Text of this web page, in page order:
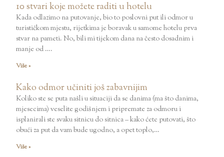
10 stvari koje možete raditi u hotelu
Kada odlazimo na putovanje, bio to poslovni put ili odmor u
turističkom mjestu, rijetkima je boravak u samome hotelu prva
stvar na pameti. No, bili mi tijekom dana na često dosadnim i
manje od ….
Više »
Kako odmor učiniti još zabavnijim
Koliko ste se puta našli u situaciji da se danima (ma što danima,
mjesecima) veselite godišnjem i pripremate za odmoru i
isplanirali ste svaku sitnicu do sitnica – kako ćete putovati, što
obući za put da vam bude ugodno, a opet toplo,…
Više »